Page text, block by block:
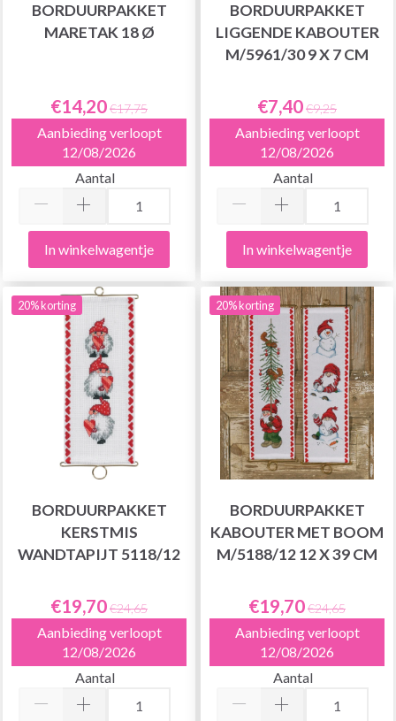
BORDUURPAKKET
MARETAK 18 Ø
€14,20€17,75
Aanbieding verloopt
12/08/2026
Aantal
In winkelwagentje
BORDUURPAKKET
LIGGENDE KABOUTER
M/5961/30 9 X 7 CM
€7,40€9,25
Aanbieding verloopt
12/08/2026
Aantal
In winkelwagentje
20% korting
BORDUURPAKKET
KERSTMIS
WANDTAPIJT 5118/12
€19,70€24,65
Aanbieding verloopt
12/08/2026
Aantal
20% korting
BORDUURPAKKET
KABOUTER MET BOOM
M/5188/12 12 X 39 CM
€19,70€24,65
Aanbieding verloopt
12/08/2026
Aantal